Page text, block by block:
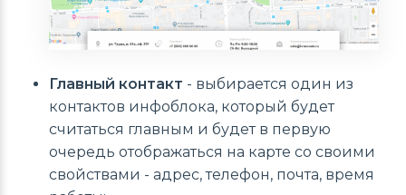
Главный контакт - выбирается один из
контактов инфоблока, который будет
считаться главным и будет в первую
очередь отображаться на карте со своими
свойствами - адрес, телефон, почта, время